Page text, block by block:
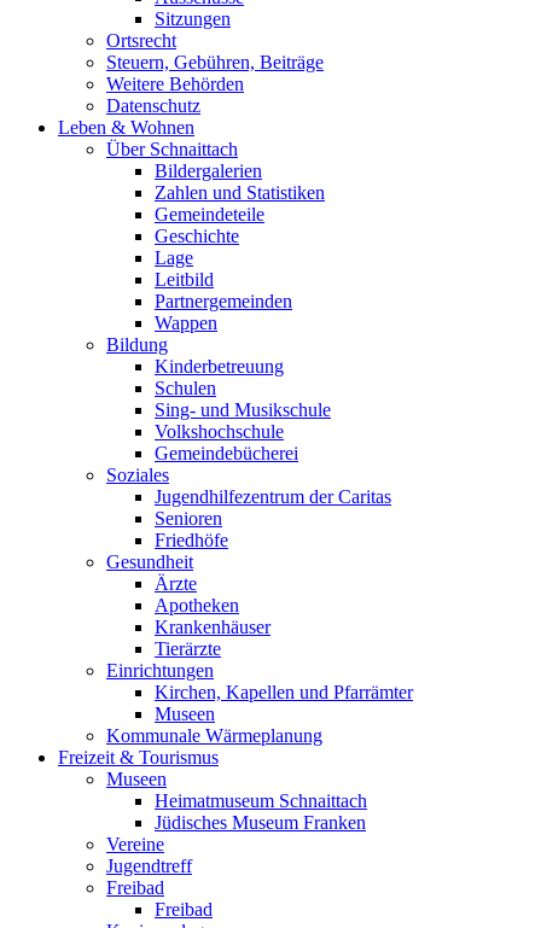
Sitzungen
Ortsrecht
Steuern, Gebühren, Beiträge
Weitere Behörden
Datenschutz
Leben & Wohnen
Über Schnaittach
Bildergalerien
Zahlen und Statistiken
Gemeindeteile
Geschichte
Lage
Leitbild
Partnergemeinden
Wappen
Bildung
Kinderbetreuung
Schulen
Sing- und Musikschule
Volkshochschule
Gemeindebücherei
Soziales
Jugendhilfezentrum der Caritas
Senioren
Friedhöfe
Gesundheit
Ärzte
Apotheken
Krankenhäuser
Tierärzte
Einrichtungen
Kirchen, Kapellen und Pfarrämter
Museen
Kommunale Wärmeplanung
Freizeit & Tourismus
Museen
Heimatmuseum Schnaittach
Jüdisches Museum Franken
Vereine
Jugendtreff
Freibad
Freibad